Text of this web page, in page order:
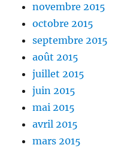
novembre 2015
octobre 2015
septembre 2015
août 2015
juillet 2015
juin 2015
mai 2015
avril 2015
mars 2015